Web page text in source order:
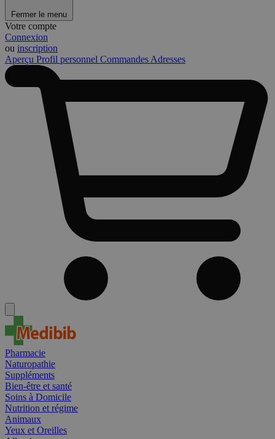
Fermer le menu
Votre compte
Connexion
ou inscription
Aperçu Profil personnel Commandes Adresses
Pharmacie
Naturopathie
Suppléments
Bien-être et santé
Soins à Domicile
Nutrition et régime
Animaux
Yeux et Oreilles